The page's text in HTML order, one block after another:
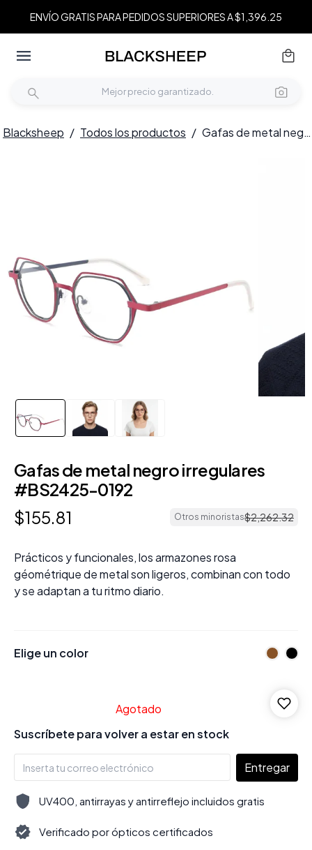
ENVÍO GRATIS PARA PEDIDOS SUPERIORES A $1,396.25
Blacksheep / Todos los productos / Gafas de metal negro irregulares #BS2425-0192
Gafas de metal negro irregulares
#BS2425-0192
$155.81 Otros minoristas$2,262.32
Prácticos y funcionales, los armazones rosa
géométrique de metal son ligeros, combinan con todo
y se adaptan a tu ritmo diario.
Elige un color
Agotado
Suscríbete para volver a estar en stock
Entregar
UV400, antirrayas y antirreflejo incluidos gratis
Verificado por ópticos certificados